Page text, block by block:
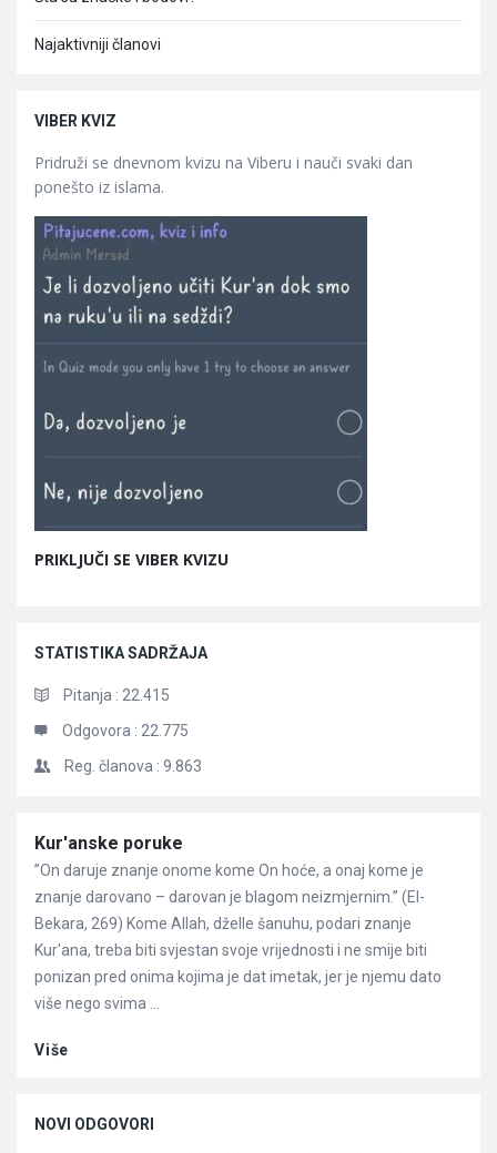
Najaktivniji članovi
VIBER KVIZ
Pridruži se dnevnom kvizu na Viberu i nauči svaki dan
ponešto iz islama.
PRIKLJUČI SE VIBER KVIZU
STATISTIKA SADRŽAJA
Pitanja : 22.415
Odgovora : 22.775
Reg. članova : 9.863
Članci
Kur'anske poruke
”On daruje znanje onome kome On hoće, a onaj kome je
znanje darovano – darovan je blagom neizmjernim.” (El-
Bekara, 269) Kome Allah, dželle šanuhu, podari znanje
Kur'ana, treba biti svjestan svoje vrijednosti i ne smije biti
ponizan pred onima kojima je dat imetak, jer je njemu dato
više nego svima ...
Više
NOVI ODGOVORI